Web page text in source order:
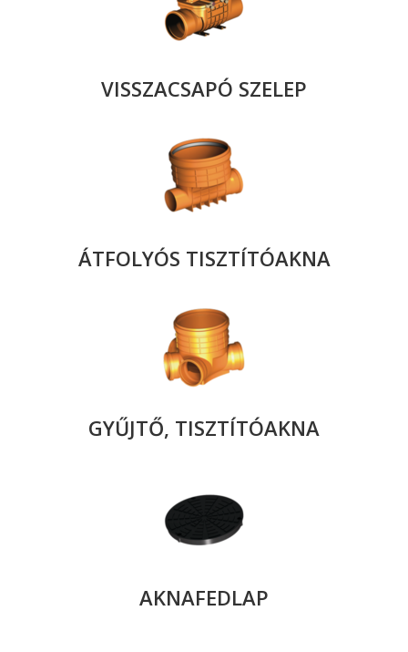
VISSZACSAPÓ SZELEP
ÁTFOLYÓS TISZTÍTÓAKNA
GYŰJTŐ, TISZTÍTÓAKNA
AKNAFEDLAP